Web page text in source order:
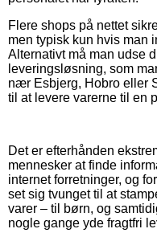
Flere shops på nettet
men typisk kun hvis man
Alternativt må man udse
leveringsløsning, som
nær Esbjerg, Hobro eller
til at levere varerne til en
Det er efterhånden
mennesker at finde
internet forretninger, og
set sig tvunget til at
varer – til børn, og
nogle gange yde fragtfri